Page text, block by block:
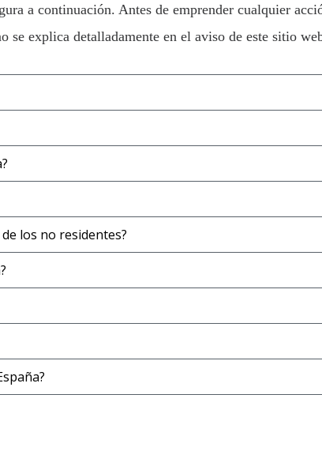
a continuación. Antes de emprender cualquier
se explica detalladamente en el aviso de este sitio
los no residentes?